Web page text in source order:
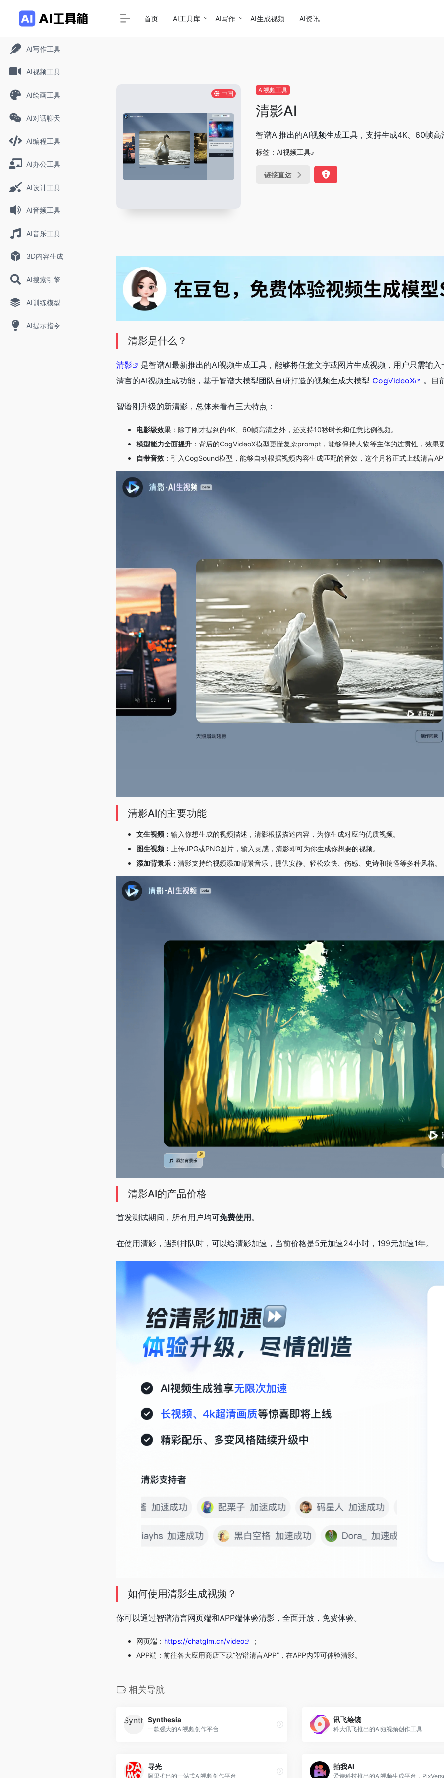
AI写作工具
AI视频工具
AI绘画工具
AI对话聊天
AI编程工具
AI办公工具
AI设计工具
AI音频工具
AI音乐工具
3D内容生成
AI搜索引擎
AI训练模型
AI提示指令
首页 AI工具库 AI写作 AI生成视频 AI资讯
中国 AI视频工具
清影AI
智谱AI推出的AI视频生成工具，支持生成4K、60帧高
标签： AI视频工具
链接直达
清影是什么？
清影
是智谱AI最新推出的AI视频生成工具，能够将任意文字或图片生成视频，用户只需输
清言的AI视频生成功能，基于智谱大模型团队自研打造的视频生成大模型 CogVideoX 。目
智谱刚升级的新清影，总体来看有三大特点：
电影级效果 ：除了刚才提到的4K、60帧高清之外，还支持10秒时长和任意比例视频。
模型能力全面提升 ：背后的CogVideoX模型更懂复杂prompt，能够保持人物等主体的连贯性，效果
自带音效 ：引入CogSound模型，能够自动根据视频内容生成匹配的音效，这个月将正式上线清言
清影AI的主要功能
文生视频： 输入你想生成的视频描述，清影根据描述内容，为你生成对应的优质视频。
图生视频：
上传JPG或PNG图片，输入灵感，清影即可为你生成你想要的视频。
添加背景乐： 清影支持给视频添加背景音乐，提供安静、轻松欢快、伤感、史诗和搞怪等多种风格。
清影AI的产品价格
首发测试期间，所有用户均可免费使用。
在使用清影，遇到排队时，可以给清影加速，当前价格是5元加速24小时，199元加速1年。
如何使用清影生成视频？
你可以通过智谱清言网页端和APP端体验清影，全面开放，免费体验。
网页端： https://chatglm.cn/video
；
APP端：前往各大应用商店下载“智谱清言APP”，在APP内即可体验清影。
相关导航
Synthesia
一款强大的AI视频创作平台
讯飞绘镜
科大讯飞推出的AI短视频创作工具
寻光
阿里推出的一站式AI视频创作平台
拍我AI